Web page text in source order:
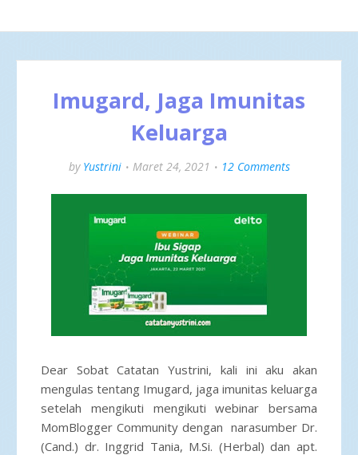
Imugard, Jaga Imunitas
Keluarga
by Yustrini Maret 24, 2021 12 Comments
Dear Sobat Catatan Yustrini, kali ini aku akan
mengulas tentang Imugard, jaga imunitas keluarga
setelah mengikuti mengikuti webinar bersama
MomBlogger Community dengan narasumber Dr.
(Cand.) dr. Inggrid Tania, M.Si. (Herbal) dan apt.